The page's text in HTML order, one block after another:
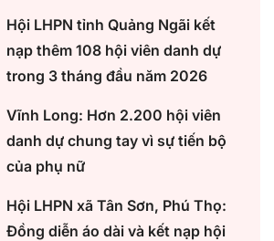
Hội LHPN tỉnh Quảng Ngãi kết
nạp thêm 108 hội viên danh dự
trong 3 tháng đầu năm 2026
Vĩnh Long: Hơn 2.200 hội viên
danh dự chung tay vì sự tiến bộ
của phụ nữ
Hội LHPN xã Tân Sơn, Phú Thọ:
Đồng diễn áo dài và kết nạp hội